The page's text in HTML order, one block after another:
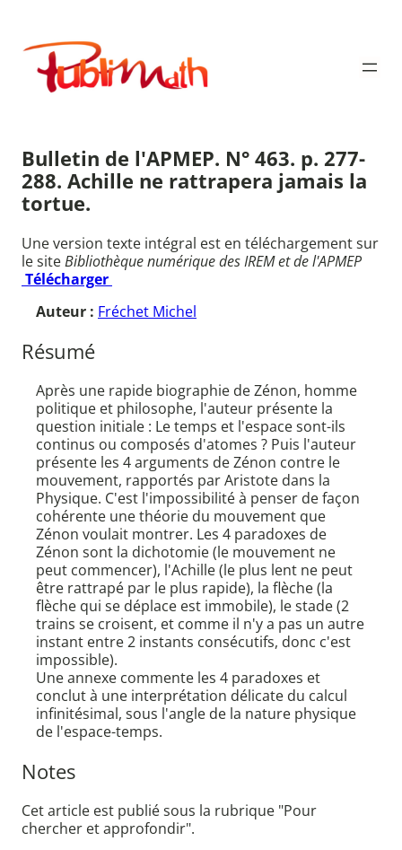
contenu
Publimath
Bulletin de l'APMEP. N° 463. p. 277-
288. Achille ne rattrapera jamais la
tortue.
Une version texte intégral est en téléchargement sur
le siteBibliothèque numérique des IREM et de l'APMEP
Télécharger
Auteur : Fréchet Michel
Résumé
Après une rapide biographie de Zénon, homme
politique et philosophe, l'auteur présente la
question initiale : Le temps et l'espace sont-ils
continus ou composés d'atomes ? Puis l'auteur
présente les 4 arguments de Zénon contre le
mouvement, rapportés par Aristote dans la
Physique. C'est l'impossibilité à penser de façon
cohérente une théorie du mouvement que
Zénon voulait montrer. Les 4 paradoxes de
Zénon sont la dichotomie (le mouvement ne
peut commencer), l'Achille (le plus lent ne peut
être rattrapé par le plus rapide), la flèche (la
flèche qui se déplace est immobile), le stade (2
trains se croisent, et comme il n'y a pas un autre
instant entre 2 instants consécutifs, donc c'est
impossible).
Une annexe commente les 4 paradoxes et
conclut à une interprétation délicate du calcul
infinitésimal, sous l'angle de la nature physique
de l'espace-temps.
Notes
Cet article est publié sous la rubrique "Pour
chercher et approfondir".